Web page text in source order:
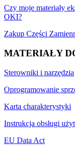
Czy moje materiały
OKI?
Zakup Części
MATERIAŁY
Sterowniki i narzędzia
Oprogramowanie
Karta charakterystyki
Instrukcja obsługi
EU Data Act